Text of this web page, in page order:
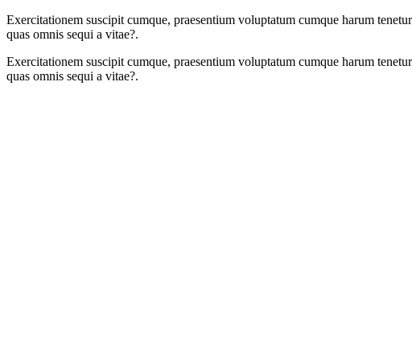
Exercitationem suscipit cumque, praesentium voluptatum cumque harum
quas omnis sequi a vitae?.
Exercitationem suscipit cumque, praesentium voluptatum cumque harum
quas omnis sequi a vitae?.